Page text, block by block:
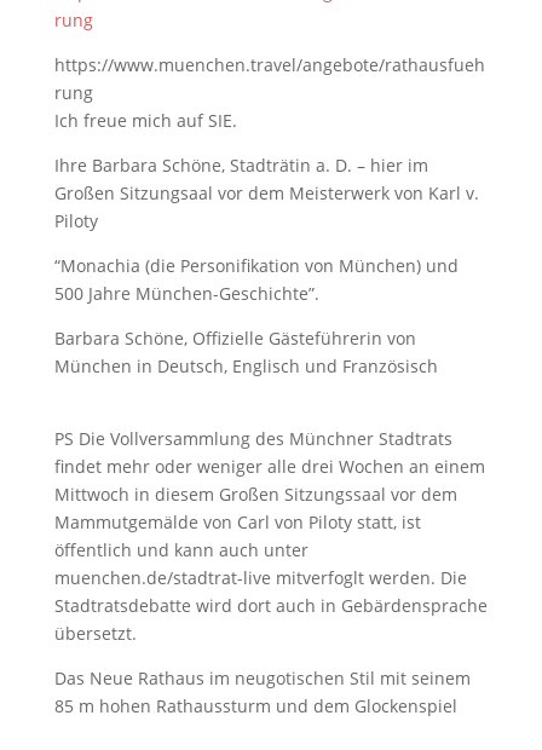
rung
https://www.muenchen.travel/angebote/rathausfueh
rung
Ich freue mich auf SIE.
Ihre Barbara Schöne, Stadträtin a. D. – hier im
Großen Sitzungsaal vor dem Meisterwerk von Karl v.
Piloty
“Monachia (die Personifikation von München) und
500 Jahre München-Geschichte”.
Barbara Schöne, Offizielle Gästeführerin von
München in Deutsch, Englisch und Französisch
PS Die Vollversammlung des Münchner Stadtrats
findet mehr oder weniger alle drei Wochen an einem
Mittwoch in diesem Großen Sitzungssaal vor dem
Mammutgemälde von Carl von Piloty statt, ist
öffentlich und kann auch unter
muenchen.de/stadtrat-live mitverfoglt werden. Die
Stadtratsdebatte wird dort auch in Gebärdensprache
übersetzt.
Das Neue Rathaus im neugotischen Stil mit seinem
85 m hohen Rathaussturm und dem Glockenspiel